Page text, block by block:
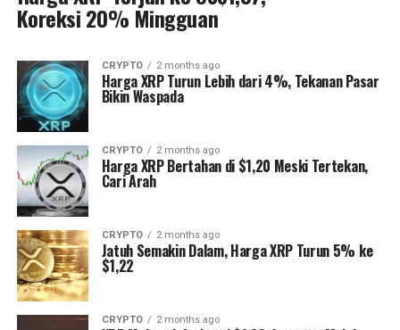
Koreksi 20% Mingguan
CRYPTO 2 months ago
Harga XRP Turun Lebih dari 4%, Tekanan Pasar
Bikin Waspada
CRYPTO 2 months ago
Harga XRP Bertahan di $1,20 Meski Tertekan,
Cari Arah
CRYPTO 2 months ago
Jatuh Semakin Dalam, Harga XRP Turun 5% ke
$1,22
CRYPTO 2 months ago